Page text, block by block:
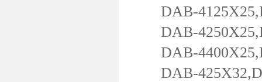
DAB-
DAB-
DAB-
DAB-